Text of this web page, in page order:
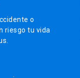
o
riesgo tu vida